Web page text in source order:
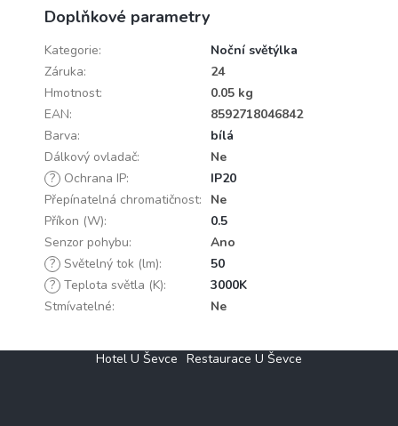
Doplňkové parametry
Kategorie:
Noční světýlka
Záruka:
24
Hmotnost:
0.05 kg
EAN:
8592718046842
Barva:
bílá
Dálkový ovladač:
Ne
? Ochrana IP:
IP20
Přepínatelná chromatičnost:
Ne
Příkon (W):
0.5
Senzor pohybu:
Ano
? Světelný tok (lm):
50
? Teplota světla (K):
3000K
Stmívatelné: Ne
Hotel U Ševce Restaurace U Ševce